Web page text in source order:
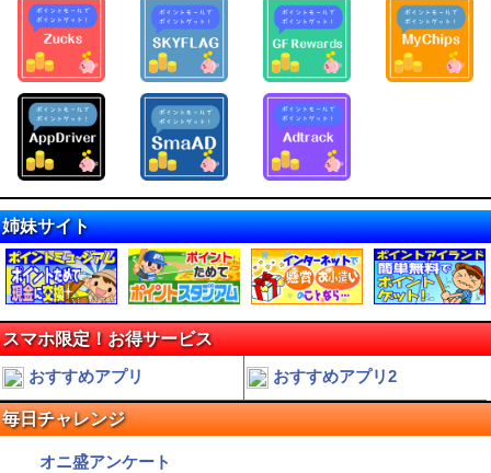
姉妹サイト
スマホ限定！お得サービス
おすすめアプリ
おすすめアプリ2
毎日チャレンジ
オニ盛アンケート